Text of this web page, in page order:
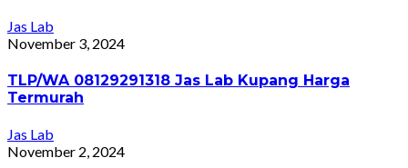
Jas Lab
November 3, 2024
TLP/WA 08129291318 Jas Lab Kupang Harga
Termurah
Jas Lab
November 2, 2024